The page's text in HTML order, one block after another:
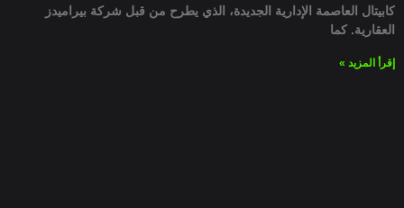
كابيتال العاصمة الإدارية الجديدة، الذي يطرح من قبل شركة بيراميدز
العقارية. كما
إقرأ المزيد »